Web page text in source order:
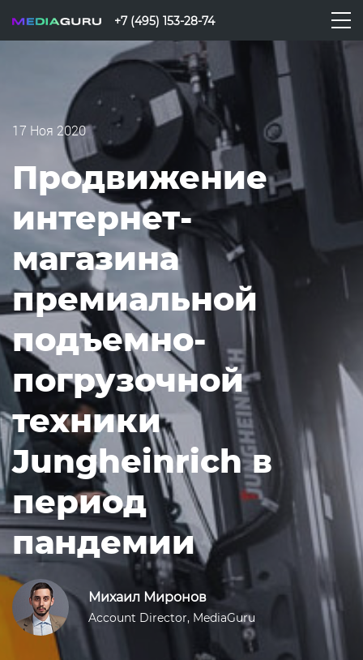
+7 (495) 153-28-74
17 Ноя 2020
Продвижение
интернет-
магазина
премиальной
подъемно-
погрузочной
техники
Jungheinrich в
период
пандемии
Михаил Миронов
Account Director, MediaGuru